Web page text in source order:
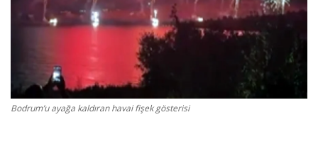
Siyaset
Bodrum Nöbetçi Eczaneler
Köşe Yazarları
Bodrum’u ayağa kaldıran havai fişek gösterisi